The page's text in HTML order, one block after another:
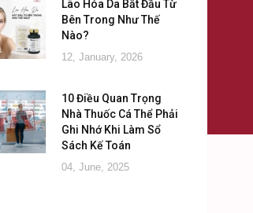
Lão Hóa Da Bắt Đầu Từ
Bên Trong Như Thế
Nào?
12, January, 2026
10 Điều Quan Trọng
Nhà Thuốc Cá Thể Phải
Ghi Nhớ Khi Làm Sổ
Sách Kế Toán
04, June, 2025